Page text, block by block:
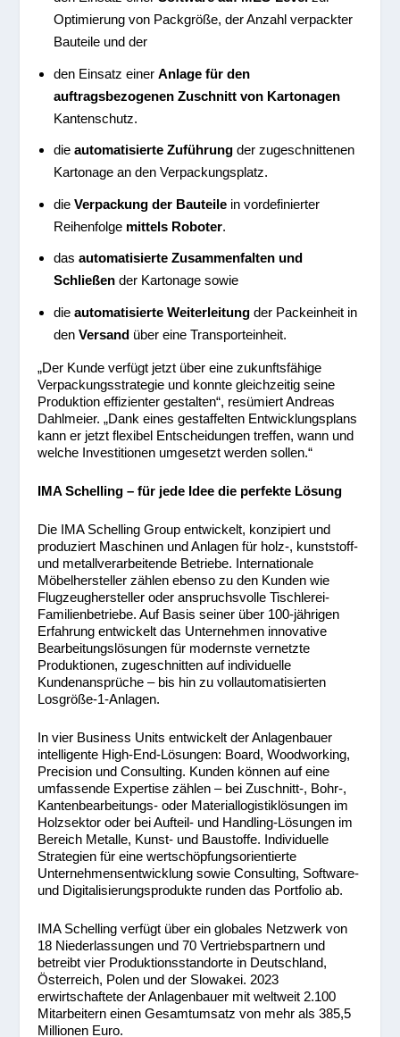
Optimierung von Packgröße, der Anzahl verpackter
Bauteile und der
den Einsatz einer Anlage für den
auftragsbezogenen Zuschnitt von Kartonagen
Kantenschutz.
die automatisierte Zuführungder zugeschnittenen
Kartonage an den Verpackungsplatz.
die Verpackung der Bauteilein vordefinierter
Reihenfolge mittels Roboter.
das automatisierte Zusammenfalten und
Schließender Kartonage sowie
die automatisierte Weiterleitungder Packeinheit in
den Versandüber eine Transporteinheit.
„Der Kunde verfügt jetzt über eine zukunftsfähige
Verpackungsstrategie und konnte gleichzeitig seine
Produktion effizienter gestalten“, resümiert Andreas
Dahlmeier. „Dank eines gestaffelten Entwicklungsplans
kann er jetzt flexibel Entscheidungen treffen, wann und
welche Investitionen umgesetzt werden sollen.“
IMA Schelling – für jede Idee die perfekte Lösung
Die IMA Schelling Group entwickelt, konzipiert und
produziert Maschinen und Anlagen für holz-, kunststoff-
und metallverarbeitende Betriebe. Internationale
Möbelhersteller zählen ebenso zu den Kunden wie
Flugzeughersteller oder anspruchsvolle Tischlerei-
Familienbetriebe. Auf Basis seiner über 100-jährigen
Erfahrung entwickelt das Unternehmen innovative
Bearbeitungslösungen für modernste vernetzte
Produktionen, zugeschnitten auf individuelle
Kundenansprüche – bis hin zu vollautomatisierten
Losgröße-1-Anlagen.
In vier Business Units entwickelt der Anlagenbauer
intelligente High-End-Lösungen: Board, Woodworking,
Precision und Consulting. Kunden können auf eine
umfassende Expertise zählen – bei Zuschnitt-, Bohr-,
Kantenbearbeitungs- oder Materiallogistiklösungen im
Holzsektor oder bei Aufteil- und Handling-Lösungen im
Bereich Metalle, Kunst- und Baustoffe. Individuelle
Strategien für eine wertschöpfungsorientierte
Unternehmensentwicklung sowie Consulting, Software-
und Digitalisierungsprodukte runden das Portfolio ab.
IMA Schelling verfügt über ein globales Netzwerk von
18 Niederlassungen und 70 Vertriebspartnern und
betreibt vier Produktionsstandorte in Deutschland,
Österreich, Polen und der Slowakei. 2023
erwirtschaftete der Anlagenbauer mit weltweit 2.100
Mitarbeitern einen Gesamtumsatz von mehr als 385,5
Millionen Euro.